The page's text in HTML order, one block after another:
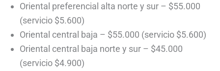
Oriental preferencial alta norte y sur – $55.000
(servicio $5.600)
Oriental central baja – $55.000 (servicio $5.600)
Oriental central baja norte y sur – $45.000
(servicio $4.900)